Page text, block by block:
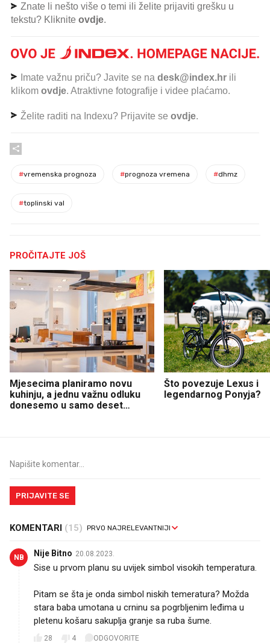
Znate li nešto više o temi ili želite prijaviti grešku u
tekstu? Kliknite ovdje.
Imate važnu priču? Javite se na desk@index.hr ili
klikom ovdje. Atraktivne fotografije i videe plaćamo.
Želite raditi na Indexu? Prijavite se ovdje.
#vremenska prognoza #prognoza vremena #dhmz
#toplinski val
PROČITAJTE JOŠ
Mjesecima planiramo novu
kuhinju, a jednu važnu odluku
donesemo u samo deset
Što povezuje Lexus i
legendarnog Ponyja?
PRIJAVITE SE
KOMENTARI (15)
NB Nije Bitno 20.08.2023.
Sise u prvom planu su uvijek simbol visokih temperatura.
Pitam se šta je onda simbol niskih temeratura? Možda
stara baba umotana u crninu sa pogrbljenim leđima u
pletenu košaru sakuplja granje sa ruba šume.
28 4 ODGOVORITE